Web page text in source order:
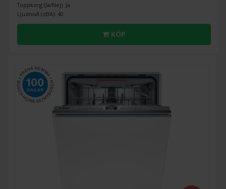
Toppkorg (Ja/Nej): Ja
Ljudnivå (dBA): 40
KÖP